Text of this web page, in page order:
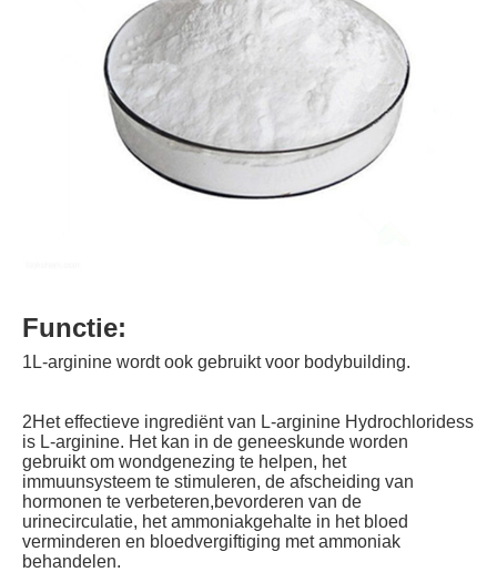
Functie:
1L-arginine wordt ook gebruikt voor bodybuilding.
2Het effectieve ingrediënt van L-arginine Hydrochloridess
is L-arginine. Het kan in de geneeskunde worden
gebruikt om wondgenezing te helpen, het
immuunsysteem te stimuleren, de afscheiding van
hormonen te verbeteren,bevorderen van de
urinecirculatie, het ammoniakgehalte in het bloed
verminderen en bloedvergiftiging met ammoniak
behandelen.